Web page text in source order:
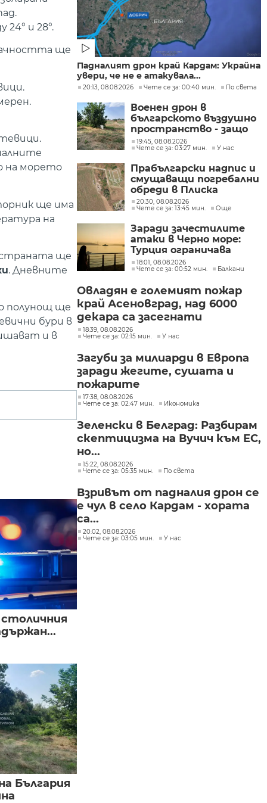
и 28°.
ще
на морето
ще има
на
ще
. Дневните
полунощ ще
бури в
и в
България
Падналият дрон край Кардам: Украйна
увери, че не е атакувала...
20:13, 08.08.2026 Чете се за: 00:40 мин. По света
Военен дрон в
българското въздушно
пространство - защо
не е бил засечен нито в
България, нито в
Румъния?
19:45, 08.08.2026
Чете се за: 03:27 мин.
У нас
Прабългарски надпис и
смущаващи погребални
обреди в Плиска
20:30, 08.08.2026
Чете се за: 13:45 мин.
Още
Заради зачестилите
атаки в Черно море:
Турция ограничава
движението на
търговските кораби
18:01, 08.08.2026
Чете се за: 00:52 мин.
Балкани
Овладян е големият пожар
край Асеновград, над 6000
декара са засегнати
18:39, 08.08.2026
Чете се за: 02:15 мин.
У нас
Загуби за милиарди в Европа
заради жегите, сушата и
пожарите
17:38, 08.08.2026
Чете се за: 02:47 мин.
Икономика
Зеленски в Белград: Разбирам
скептицизма на Вучич към ЕС,
но...
15:22, 08.08.2026
Чете се за: 05:35 мин.
По света
Взривът от падналия дрон се
е чул в село Кардам - хората
са...
20:02, 08.08.2026
Чете се за: 03:05 мин.
У нас